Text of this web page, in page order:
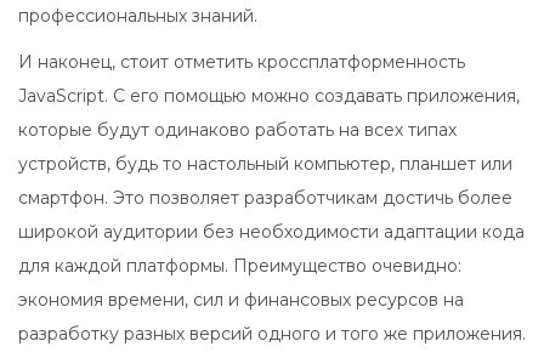
профессиональных знаний.
И наконец, стоит отметить кроссплатформенность
JavaScript. С его помощью можно создавать приложения,
которые будут одинаково работать на всех типах
устройств, будь то настольный компьютер, планшет или
смартфон. Это позволяет разработчикам достичь более
широкой аудитории без необходимости адаптации кода
для каждой платформы. Преимущество очевидно:
экономия времени, сил и финансовых ресурсов на
разработку разных версий одного и того же приложения.